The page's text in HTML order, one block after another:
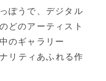
ぽうで、デジタル
どのアーティスト
のギャラリー
リティあふれる作